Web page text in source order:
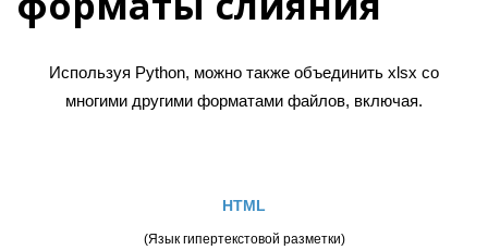
Используя Python, можно также объединить xlsx со
многими другими форматами файлов, включая.
HTML
(Язык гипертекстовой разметки)